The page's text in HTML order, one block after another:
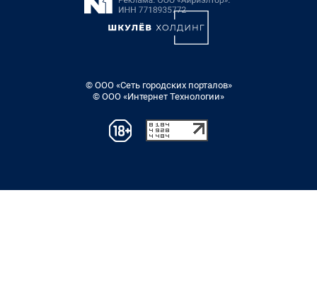
© ООО «Сеть городских порталов»
© ООО «Интернет Технологии»